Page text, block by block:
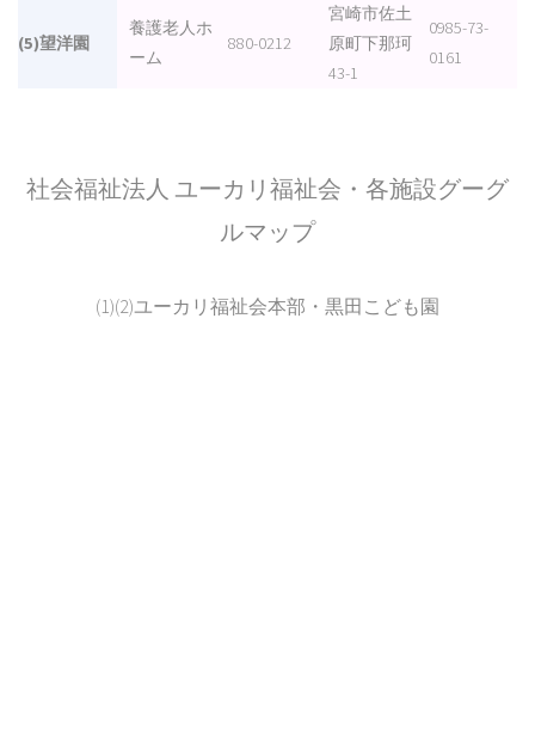
(5)望洋園
養護老人ホ
ーム
880-0212
宮崎市佐土
原町下那珂
43-1
0985-73-
0161
社会福祉法人 ユーカリ福祉会・各施設グーグ
ルマップ
(1)(2)ユーカリ福祉会本部・黒田こども園